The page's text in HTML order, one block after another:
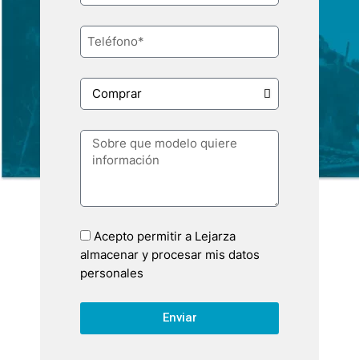
Acepto permitir a Lejarza
almacenar y procesar mis datos
personales
Enviar